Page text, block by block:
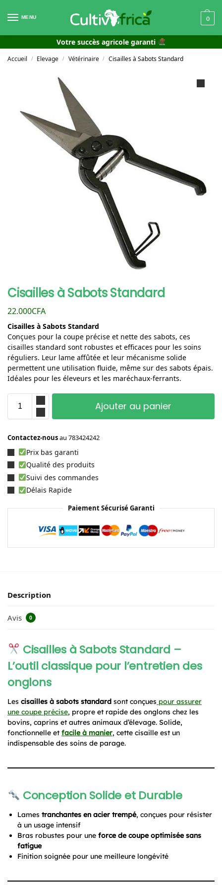
MENU 0
Votre succès agricole garanti
Accueil / Elevage / Vétérinaire / Cisailles à Sabots Standard
Cisailles à Sabots Standard
22.000CFA
Cisailles à Sabots Standard
Conçues pour la coupe précise et nette des sabots, ces
cisailles standard sont robustes et efficaces pour les soins
réguliers. Leur lame affûtée et leur mécanisme solide
permettent une utilisation fluide, même sur des sabots épais.
Idéales pour les éleveurs et les maréchaux-ferrants.
Ajouter au panier
Contactez-nousau 783424242
Prix bas garanti
Qualité des produits
Suivi des commandes
Délais Rapide
Paiement Sécurisé Garanti
Description
Avis 0
Cisailles à Sabots Standard –
L’outil classique pour l’entretien des
onglons
Les cisailles à sabots standard sont conçues pour assurer
une coupe précise, propre et rapide des onglons chez les
bovins, caprins et autres animaux d’élevage. Solide,
fonctionnelle et facile à manier, cette cisaille est un
indispensable des soins de parage.
Conception Solide et Durable
Lames tranchantes en acier trempé, conçues pour résister
à un usage intensif
Bras robustes pour une force de coupe optimisée sans
fatigue
Finition soignée pour une meilleure longévité